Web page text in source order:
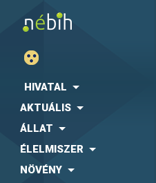
HIVATAL
AKTUÁLIS
ÁLLAT
ÉLELMISZER
NÖVÉNY